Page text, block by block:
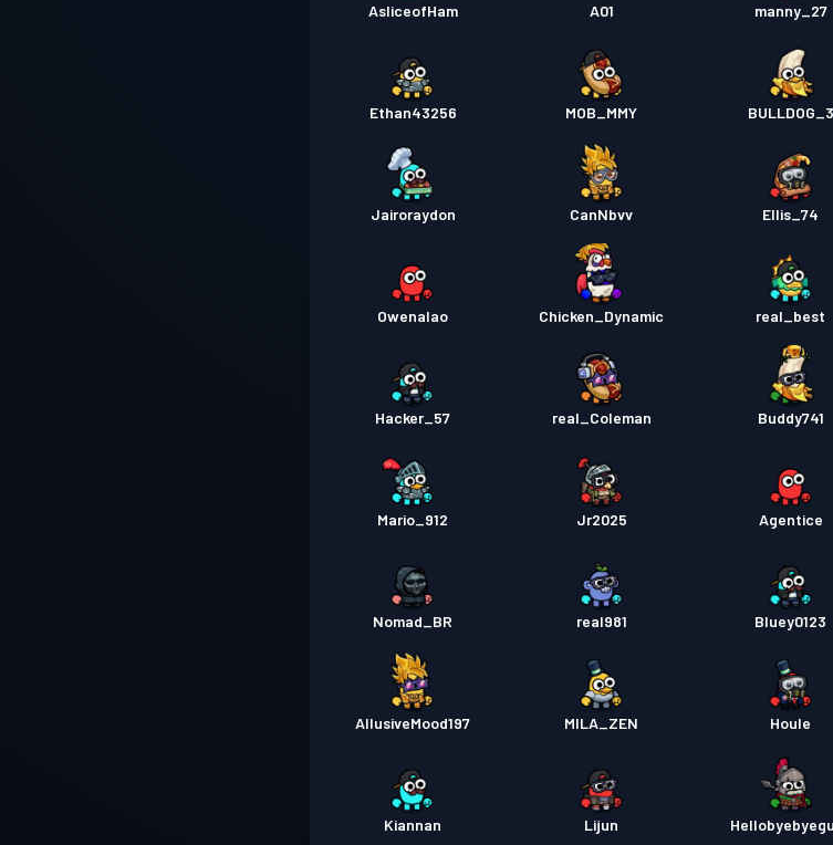
AsliceofHam A01 manny_27
Ethan43256 MOB_MMY BULLDOG_3
Jairoraydon CanNbvv Ellis_74
Owenalao Chicken_Dynamic real_best
Hacker_57 real_Coleman Buddy741
Mario_912 Jr2025 Agentice
Nomad_BR real981 Bluey0123
AllusiveMood197 MILA_ZEN Houle
Kiannan Lijun